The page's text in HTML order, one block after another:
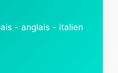
- anglais - italien